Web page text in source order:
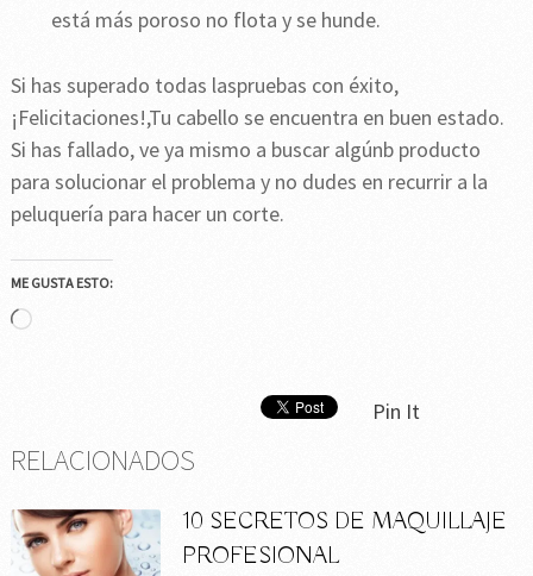
está más poroso no flota y se hunde.
Si has superado todas laspruebas con éxito,
¡Felicitaciones!,Tu cabello se encuentra en buen estado.
Si has fallado, ve ya mismo a buscar algúnb producto
para solucionar el problema y no dudes en recurrir a la
peluquería para hacer un corte.
ME GUSTA ESTO:
Cargando...
Pin It
RELACIONADOS
10 SECRETOS DE MAQUILLAJE
PROFESIONAL